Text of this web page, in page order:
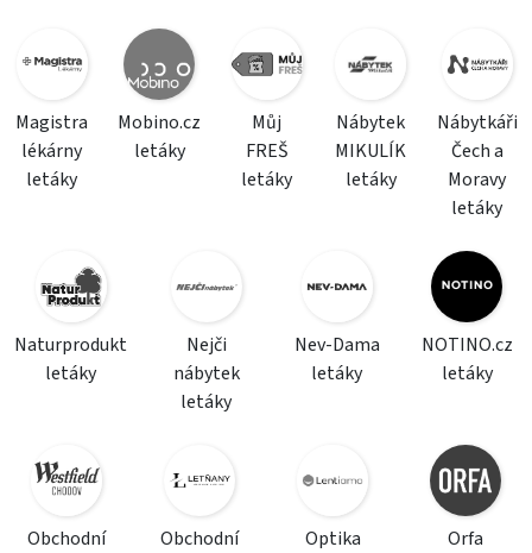
Magistra
lékárny
letáky
Mobino.cz
letáky
Můj
FREŠ
letáky
Nábytek
MIKULÍK
letáky
Nábytkáři
Čech a
Moravy
letáky
Naturprodukt
letáky
Nejči
nábytek
letáky
Nev-Dama
letáky
NOTINO.cz
letáky
Obchodní
Obchodní
Optika
Orfa